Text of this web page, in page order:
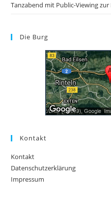
Tanzabend mit Public-Viewing zur
Die Burg
Kontakt
Kontakt
Datenschutzerklärung
Impressum